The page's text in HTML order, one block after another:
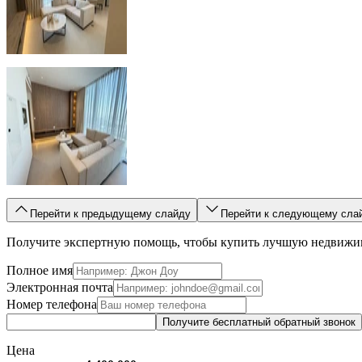
Перейти к предыдущему слайду Перейти к следующему
Получите экспертную помощь, чтобы купить лучшую
Полное имя
Электронная почта
Номер телефона
Получите бесплатный обратный звонок
Цена